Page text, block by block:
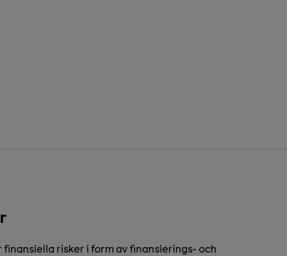
risker i form av finansierings- och